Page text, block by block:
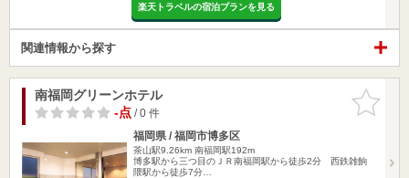
楽天トラベルの宿泊プランを見る
関連情報から探す
お気に入
りに追加
南福岡グリーンホテル
-点/ 0 件
福岡県 / 福岡市博多区
茶山駅9.26km 南福岡駅192m
博多駅から三つ目のＪＲ南福岡駅から徒歩2分 西鉄雑餉
隈駅から徒歩7分…